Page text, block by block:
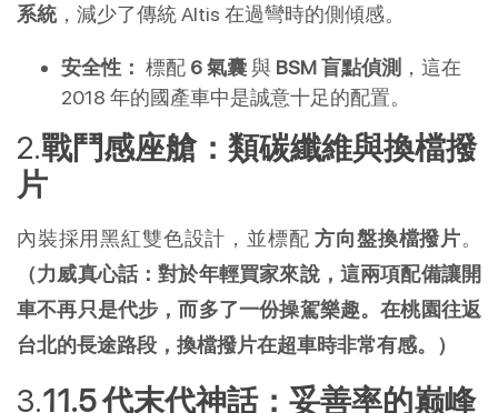
系統，減少了傳統 Altis 在過彎時的側傾感。
安全性： 標配 6 氣囊 與 BSM 盲點偵測 ，這在
2018 年的國產車中是誠意十足的配置。
戰鬥感座艙：類碳纖維與換檔撥
片
內裝採用黑紅雙色設計，並標配 方向盤換檔撥片
（力威真心話：對於年輕買家來說，這兩項配備讓開
車不再只是代步，而多了一份操駕樂趣。在桃園往返
台北的長途路段，換檔撥片在超車時非常有感。）
11.5 代末代神話：妥善率的巅峰